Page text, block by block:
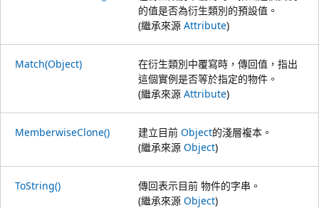
的值是否為衍生類別的預設值。
(繼承來源 Attribute)
Match(Object)
在衍生類別中覆寫時，傳回值，指出
這個實例是否等於指定的物件。
(繼承來源 Attribute)
MemberwiseClone() 建立目前 Object的淺層複本。
(繼承來源 Object)
ToString()
傳回表示目前 物件的字串。
(繼承來源 Object)